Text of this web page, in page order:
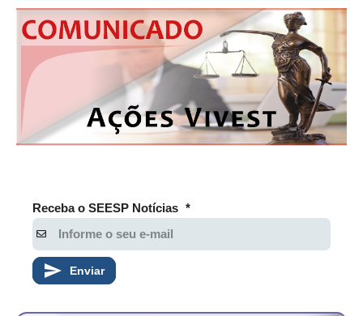
SEESP NOTÍCIAS
NOTÍCIAS NO WHATSAPP
PUBLICAÇÕES
RELEASES
CONTATO
CADASTRO
Receba o SEESP Notícias *
Enviar